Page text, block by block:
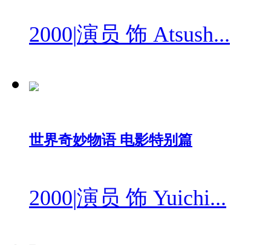
2000|演员 饰 Atsush...
世界奇妙物语 电影特别篇
2000|演员 饰 Yuichi...